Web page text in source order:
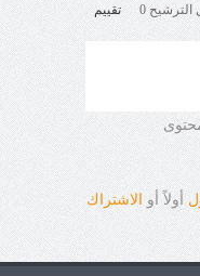
تقييم
أولاً أو
الاشتراك